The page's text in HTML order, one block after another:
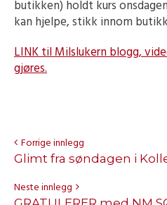
butikken) holdt kurs
kan hjelpe, stikk innom
LINK til Milslukern blogg,
gjøres.
Forrige innlegg
Glimt fra søndagen i
Neste innlegg